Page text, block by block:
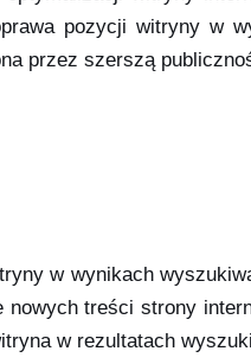
pozycji witryny w
przez szerszą
w wynikach
nowych treści strony
w rezultatach